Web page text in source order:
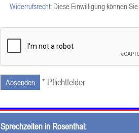
Widerrufsrecht: Diese Einwilligung können
Absenden * Pflichtfelder
Sprechzeiten in Rosenthal: